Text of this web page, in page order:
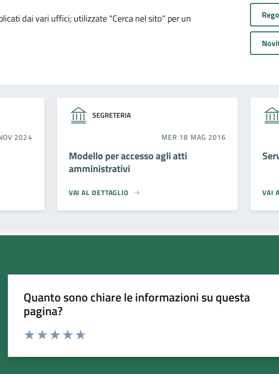
dai vari uffici; utilizzate "Cerca nel sito" per un
2024
SEGRETERIA
MER 18 MAG 2016
Modello per accesso agli atti
amministrativi
VAI AL DETTAGLIO VAI
Quanto sono chiare le informazioni su questa
pagina?
Valuta da 1 a 5 stelle la pagina